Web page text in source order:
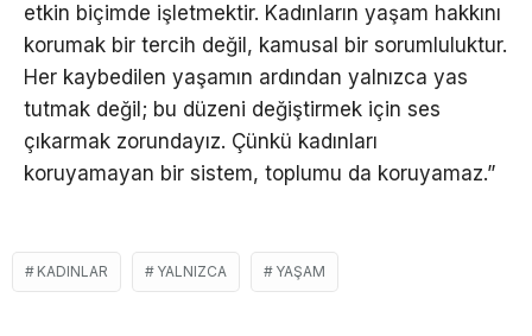
etkin biçimde işletmektir. Kadınların yaşam hakkını
korumak bir tercih değil, kamusal bir sorumluluktur.
Her kaybedilen yaşamın ardından yalnızca yas
tutmak değil; bu düzeni değiştirmek için ses
çıkarmak zorundayız. Çünkü kadınları
koruyamayan bir sistem, toplumu da koruyamaz.”
KADINLAR YALNIZCA YAŞAM